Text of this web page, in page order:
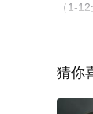
（1-
猜你